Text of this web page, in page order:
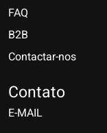
FAQ
B2B
Contactar-nos
Contato
E-MAIL